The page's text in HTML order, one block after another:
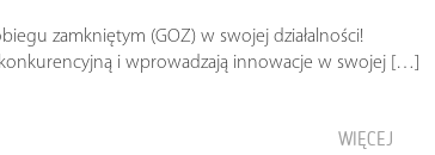
zamkniętym (GOZ) w swojej działalności!
i wprowadzają innowacje w swojej […]
WIĘCEJ